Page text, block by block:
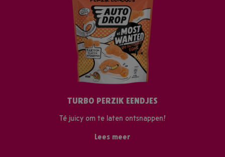
TURBO PERZIK EENDJES
Té juicy om te laten ontsnappen!
Lees meer